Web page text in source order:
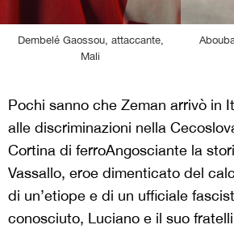
Dembelé Gaossou, attaccante,
Mali
Pochi sanno che Zeman arrivò in
alle discriminazioni nella
Cortina di ferroAngosciante la
Vassallo, eroe dimenticato del
di un’etiope e di un ufficiale
conosciuto, Luciano e il suo